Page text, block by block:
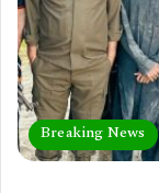
Breaking News